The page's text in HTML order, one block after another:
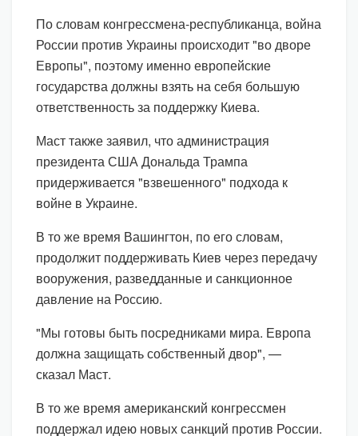
По словам конгрессмена-республиканца, война
России против Украины происходит "во дворе
Европы", поэтому именно европейские
государства должны взять на себя большую
ответственность за поддержку Киева.
Маст также заявил, что администрация
президента США Дональда Трампа
придерживается "взвешенного" подхода к
войне в Украине.
В то же время Вашингтон, по его словам,
продолжит поддерживать Киев через передачу
вооружения, разведданные и санкционное
давление на Россию.
"Мы готовы быть посредниками мира. Европа
должна защищать собственный двор", —
сказал Маст.
В то же время американский конгрессмен
поддержал идею новых санкций против России.